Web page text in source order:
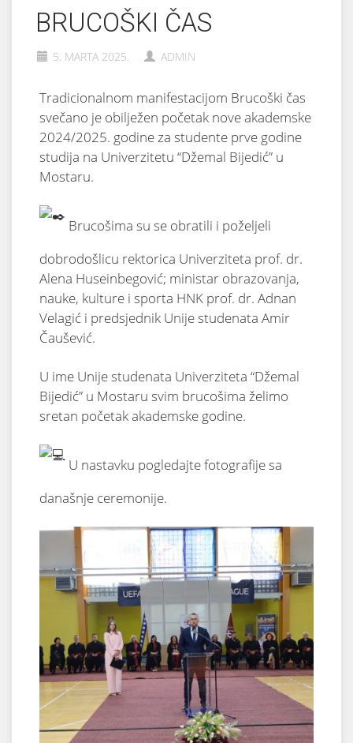
BRUCOŠKI ČAS
5. MARTA 2025. ADMIN
Tradicionalnom manifestacijom Brucoški čas
svečano je obilježen početak nove akademske
2024/2025. godine za studente prve godine
studija na Univerzitetu “Džemal Bijedić” u
Mostaru.
Brucošima su se obratili i poželjeli
dobrodošlicu rektorica Univerziteta prof. dr.
Alena Huseinbegović; ministar obrazovanja,
nauke, kulture i sporta HNK prof. dr. Adnan
Velagić i predsjednik Unije studenata Amir
Čaušević.
U ime Unije studenata Univerziteta “Džemal
Bijedić” u Mostaru svim brucošima želimo
sretan početak akademske godine.
U nastavku pogledajte fotografije sa
današnje ceremonije.